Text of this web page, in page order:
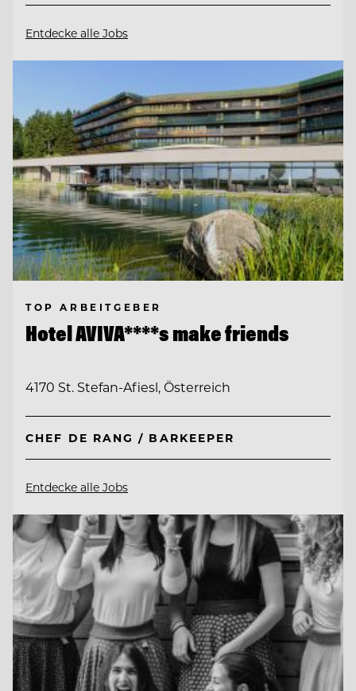
Entdecke alle Jobs
TOP ARBEITGEBER
Hotel AVIVA****s make friends
4170 St. Stefan-Afiesl, Österreich
CHEF DE RANG / BARKEEPER
Entdecke alle Jobs